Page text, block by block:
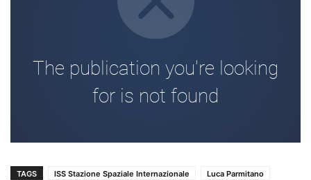
TAGS ISS Stazione Spaziale Internazionale
Luca Parmitano